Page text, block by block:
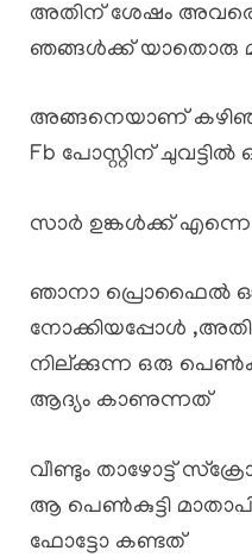
അതിന് ശേഷം
ഞങ്ങൾക്ക് യാതൊരു
അങ്ങനെയാണ്
Fb പോസ്റ്റിന്
സാർ ഉങ്കൾക്ക് എന്നെ
ഞാനാ പ്രൊഫൈൽ
നോക്കിയപ്പോൾ
നില്ക്കുന്ന ഒരു
ആദ്യം കാണുന്നത്
വീണ്ടും താഴോട്ട്
ആ പെൺകുട്ടി
ഫോട്ടോ കണ്ടത്